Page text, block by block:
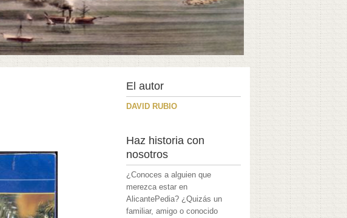
El autor
DAVID RUBIO
Haz historia con
nosotros
¿Conoces a alguien que
merezca estar en
AlicantePedia? ¿Quizás un
familiar, amigo o conocido